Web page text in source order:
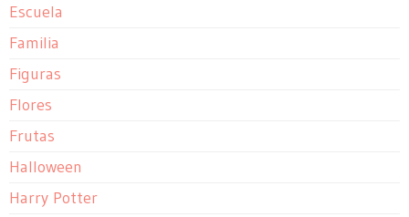
Escuela
Familia
Figuras
Flores
Frutas
Halloween
Harry Potter